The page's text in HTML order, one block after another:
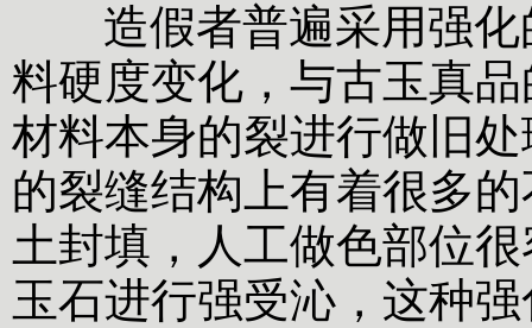
造假者普遍采用强化
料硬度变化，与古玉真
材料本身的裂进行做旧
的裂缝结构上有着很多
土封填，人工做色部位
玉石进行强受沁，这种